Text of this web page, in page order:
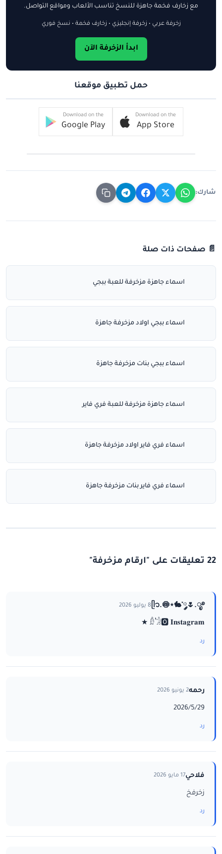
مع زخارف فخمة جاهزة للنسخ تناسب الألعاب ومواقع التواصل.
زخرفة عربي • زخرفة إنجليزي • زخارف فخمة • نسخ فوري
ابدأ الزخرفة الآن
حمل تطبيق موقعنا
Download on the
App Store
Download on the
Google Play
شارك:
📄 صفحات ذات صلة
اسماء جاهزة مزخرفة للعبة ببجي
اسماء ببجي اولاد مزخرفة جاهزة
اسماء ببجي بنات مزخرفة جاهزة
اسماء جاهزة مزخرفة للعبة فري فاير
اسماء فري فاير اولاد مزخرفة جاهزة
اسماء فري فاير بنات مزخرفة جاهزة
22 تعليقات على "ارقام مزخرفة"
ᥫ᭡.🍥⋆🐇་༘🌷.ೃ࿔ 8 يوليو 2026
𓁇𓁋🅾 𝐈𝐧𝐬𝐭𝐚𝐠𝐫𝐚𝐦 ★
رد
رحمه2 يونيو 2026
2026/5/29
رد
فلاحي17 مايو 2026
زخرفخ
رد